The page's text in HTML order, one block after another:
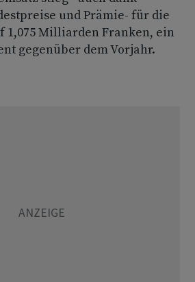
und Prämie- für die
1,075 Milliarden Franken, ein
gegenüber dem Vorjahr.